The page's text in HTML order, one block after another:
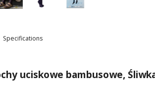
Specifications
uciskowe bambusowe,